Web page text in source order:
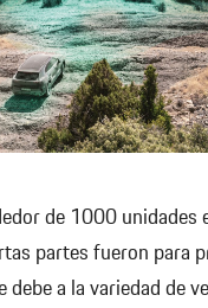
de 1000 unidades
partes fueron para
debe a la variedad de